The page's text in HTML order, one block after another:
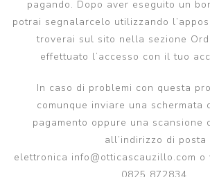
pagando. Dopo aver eseguito un
potrai segnalarcelo utilizzando
troverai sul sito nella sezione
effettuato l’accesso con il tuo
In caso di problemi con questa
comunque inviare una schermata
pagamento oppure una scansione
all’indirizzo di posta
elettronica info@otticascauzillo.com o